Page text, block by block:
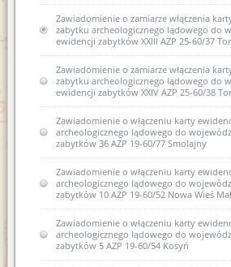
Zawiadomienie o zamiarze włączenia
zabytku archeologicznego lądowego do
ewidencji zabytków XXIII AZP 25-60/37
Zawiadomienie o zamiarze włączenia
zabytku archeologicznego lądowego do
ewidencji zabytków XXIV AZP 25-60/38
Zawiadomienie o włączeniu karty
archeologicznego lądowego do
zabytków 36 AZP 19-60/77 Smolajny
Zawiadomienie o włączeniu karty
archeologicznego lądowego do
zabytków 10 AZP 19-60/52 Nowa Wieś
Zawiadomienie o włączeniu karty
archeologicznego lądowego do
zabytków 5 AZP 19-60/54 Kosyń